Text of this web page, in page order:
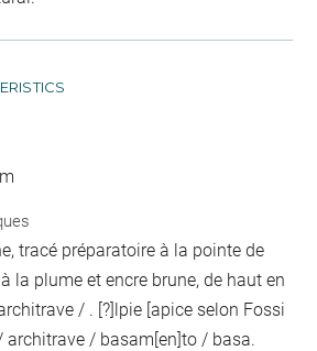
tracé préparatoire à la pointe de
la plume et encre brune, de haut en
/ . [?]lpie [apice selon Fossi
architrave / basam[en]to / basa.